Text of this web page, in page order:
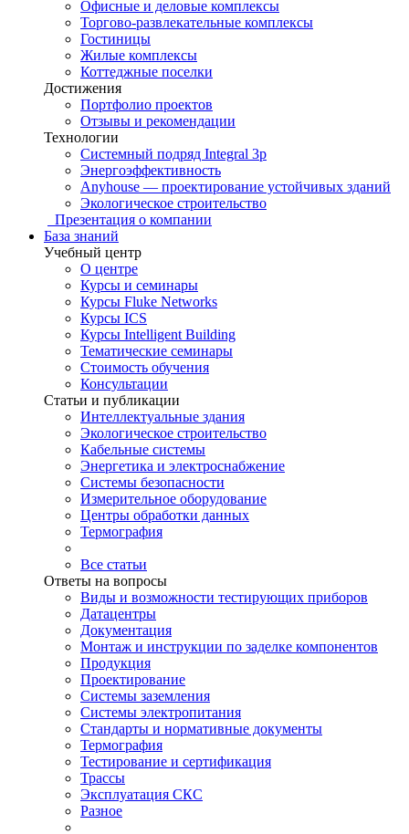
Офисные и деловые комплексы
Торгово-развлекательные комплексы
Гостиницы
Жилые комплексы
Коттеджные поселки
Достижения
Портфолио проектов
Отзывы и рекомендации
Технологии
Системный подряд Integral 3p
Энергоэффективность
Anyhouse — проектирование устойчивых зданий
Экологическое строительство
Презентация о компании
База знаний
Учебный центр
О центре
Курсы и семинары
Курсы Fluke Networks
Курсы ICS
Курсы Intelligent Building
Тематические семинары
Стоимость обучения
Консультации
Статьи и публикации
Интеллектуальные здания
Экологическое строительство
Кабельные системы
Энергетика и электроснабжение
Системы безопасности
Измерительное оборудование
Центры обработки данных
Термография
Все статьи
Ответы на вопросы
Виды и возможности тестирующих приборов
Датацентры
Документация
Монтаж и инструкции по заделке компонентов
Продукция
Проектирование
Системы заземления
Системы электропитания
Стандарты и нормативные документы
Термография
Тестирование и сертификация
Трассы
Эксплуатация СКС
Разное